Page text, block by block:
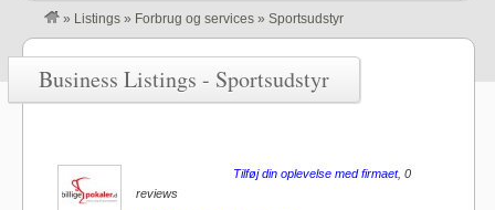
» Listings » Forbrug og services » Sportsudstyr
Business Listings - Sportsudstyr
Tilføj din oplevelse med firmaet, 0
reviews